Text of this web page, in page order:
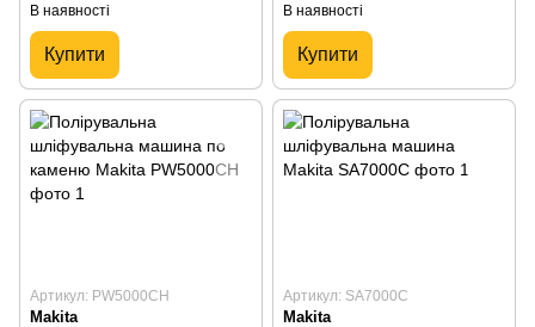
В наявності
Купити
В наявності
Купити
Артикул: PW5000CH
Makita
Артикул: SA7000C
Makita